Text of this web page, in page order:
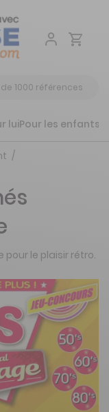
Aller
luiPour les enfants
pour le plaisir rétro.